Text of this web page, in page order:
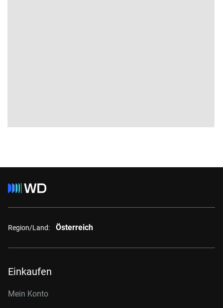
Region/Land: Österreich
Einkaufen
Mein Konto